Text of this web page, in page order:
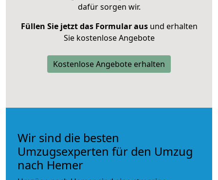
dafür sorgen wir.
Füllen Sie jetzt das Formular ausund erhalten
Sie kostenlose Angebote
Kostenlose Angebote erhalten
Wir sind die besten
Umzugsexperten für den Umzug
nach Hemer